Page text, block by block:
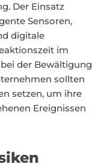
Der Einsatz
Sensoren,
digitale
im
der Bewältigung
sollten
setzen, um ihre
Ereignissen